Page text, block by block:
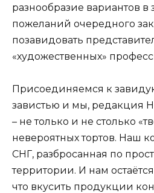
разнообразие вариантов в
пожеланий очередного
позавидовать
«художественных»
Присоединяемся к
завистью и мы, редакция
– не только и не столько
невероятных тортов. Наш
СНГ, разбросанная по
территории. И нам
что вкусить продукции